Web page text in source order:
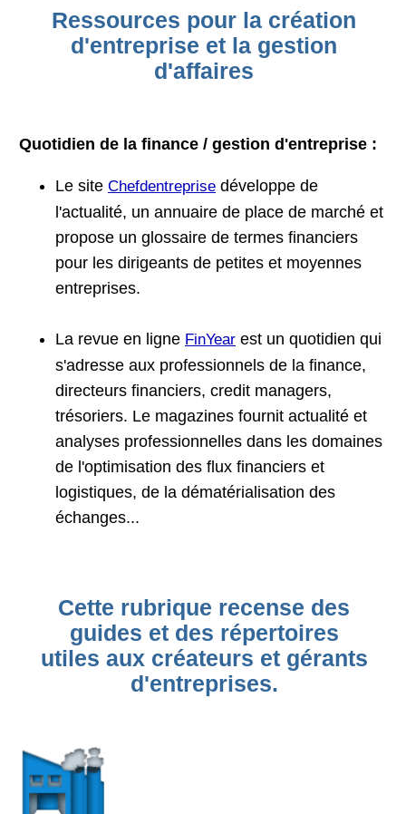
Ressources pour la création
d'entreprise et la gestion
d'affaires
Quotidien de la finance / gestion d'entreprise :
Le site Chefdentreprise développe de
l'actualité, un annuaire de place de marché et
propose un glossaire de termes financiers
pour les dirigeants de petites et moyennes
entreprises.
La revue en ligne FinYear est un quotidien qui
s'adresse aux professionnels de la finance,
directeurs financiers, credit managers,
trésoriers. Le magazines fournit actualité et
analyses professionnelles dans les domaines
de l'optimisation des flux financiers et
logistiques, de la dématérialisation des
échanges...
Cette rubrique recense des
guides et des répertoires
utiles aux créateurs et gérants
d'entreprises.